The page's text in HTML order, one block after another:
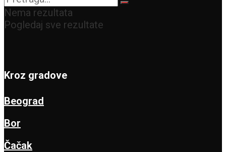
Nema rezultata
Pogledaj sve rezultate
Kroz gradove
Beograd
Bor
Čačak